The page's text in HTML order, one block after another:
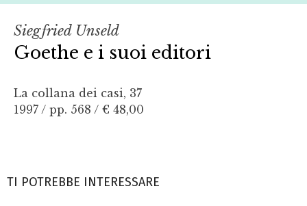
Siegfried Unseld
Goethe e i suoi editori
La collana dei casi, 37
1997 / pp. 568 / € 48,00
TI POTREBBE INTERESSARE